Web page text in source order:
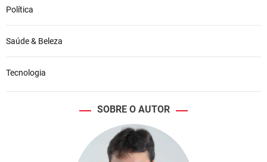
Política
Saúde & Beleza
Tecnologia
SOBRE O AUTOR